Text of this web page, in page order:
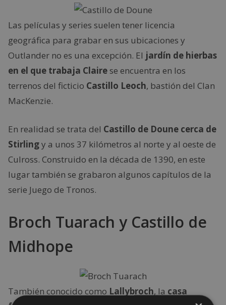
Las películas y series suelen tener licencia
geográfica para grabar en sus ubicaciones y
Outlander no es una excepción. El jardín de hierbas
en el que trabaja Clairese encuentra en los
terrenos del ficticio Castillo Leoch, bastión del Clan
MacKenzie.
En realidad se trata del Castillo de Doune cerca de
Stirlingy a unos 37 kilómetros al norte y al oeste de
Culross. Construido en la década de 1390, en este
lugar también se grabaron algunos capítulos de la
serie Juego de Tronos.
Broch Tuarach y Castillo de
Midhope
También conocido como Lallybroch, la casa